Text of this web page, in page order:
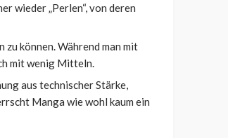
wieder „Perlen“, von deren
können. Während man mit
mit wenig Mitteln.
aus technischer Stärke,
Manga wie wohl kaum ein